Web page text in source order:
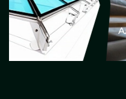
Алмазная гравировка